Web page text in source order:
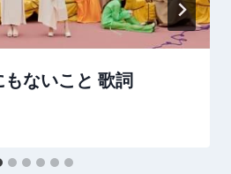
ないこと 歌詞